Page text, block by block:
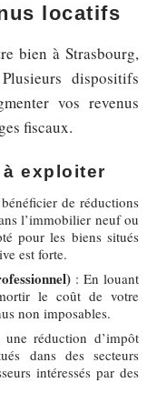
locatifs
bien à Strasbourg,
dispositifs
vos revenus
fiscaux.
exploiter
de réductions
l’immobilier neuf ou
pour les biens situés
est forte.
: En louant
le coût de votre
non imposables.
réduction d’impôt
dans des secteurs
intéressés par des